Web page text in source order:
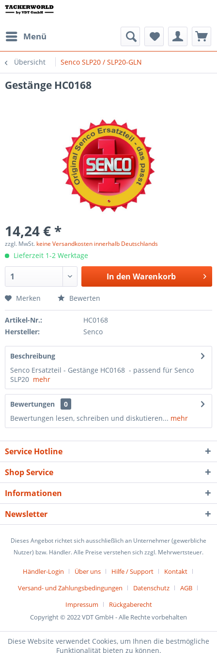
Menü
Übersicht Senco SLP20 / SLP20-GLN
Gestänge HC0168
14,24 € *
zzgl. MwSt. keine Versandkosten innerhalb Deutschlands
Lieferzeit 1-2 Werktage
In den Warenkorb
Merken Bewerten
Artikel-Nr.:
HC0168
Hersteller:
Senco
Beschreibung
Senco Ersatzteil - Gestänge HC0168 - passend für Senco
SLP20 mehr
Bewertungen
0
Bewertungen lesen, schreiben und diskutieren... mehr
Service Hotline
Shop Service
Informationen
Newsletter
Dieses Angebot richtet sich ausschließlich an Unternehmer (gewerbliche
Nutzer) bzw. Händler. Alle Preise verstehen sich zzgl. Mehrwertsteuer.
Händler-Login Über uns Hilfe / Support
Kontakt
Versand- und Zahlungsbedingungen
Datenschutz
AGB
Impressum
Rückgaberecht
Copyright © 2022 VDT GmbH - Alle Rechte vorbehalten
Diese Website verwendet Cookies, um Ihnen die bestmögliche
Funktionalität bieten zu können.